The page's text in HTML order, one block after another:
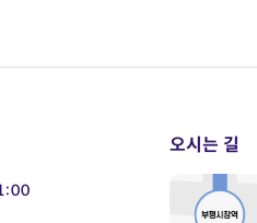
오시는 길